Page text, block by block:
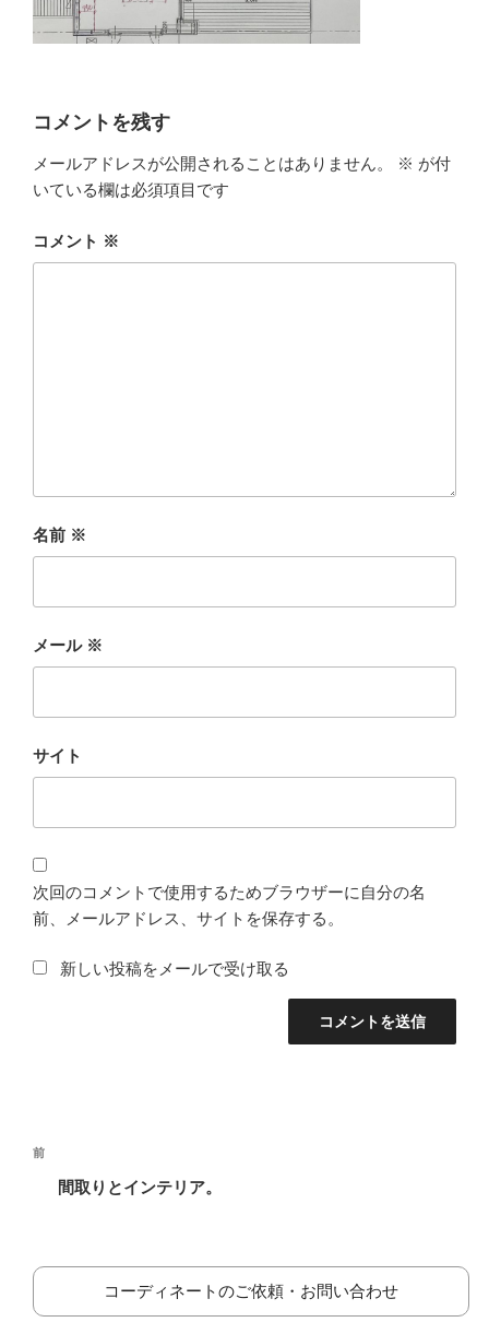
コメントを残す
メールアドレスが公開されることはありません。 ※ が付
いている欄は必須項目です
コメント ※
名前 ※
メール ※
サイト
次回のコメントで使用するためブラウザーに自分の名
前、メールアドレス、サイトを保存する。
新しい投稿をメールで受け取る
投
ゲ
シ
前
前
間取りとインテリア。
コーディネートのご依頼・お問い合わせ